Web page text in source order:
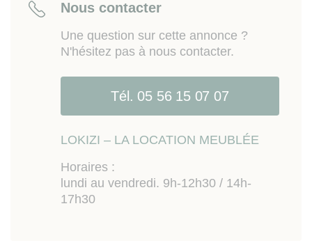
rapide à rocade et Pont d'Aquitaine.
Les informations sur les risques auxquels ce bien
est exposé sont disponibles sur le site Géorisques
www.georisques.gouv.fr
Nous contacter
Une question sur cette annonce ?
N'hésitez pas à nous contacter.
Tél. 05 56 15 07 07
LOKIZI – LA LOCATION MEUBLÉE
Horaires :
lundi au vendredi. 9h-12h30 / 14h-
17h30